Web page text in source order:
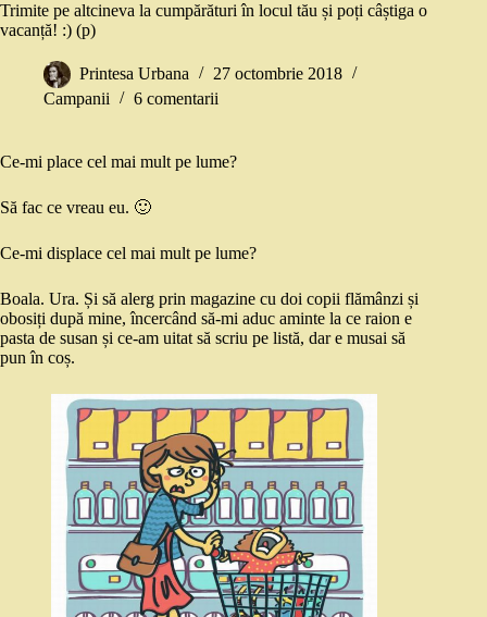
Trimite pe altcineva la cumpărături în locul tău și poți câștiga o
vacanță! :) (p)
Printesa Urbana
27 octombrie 2018
Campanii
6 comentarii
Ce-mi place cel mai mult pe lume?
Să fac ce vreau eu. 🙂
Ce-mi displace cel mai mult pe lume?
Boala. Ura. Și să alerg prin magazine cu doi copii flămânzi și
obosiți după mine, încercând să-mi aduc aminte la ce raion e
pasta de susan și ce-am uitat să scriu pe listă, dar e musai să
pun în coș.